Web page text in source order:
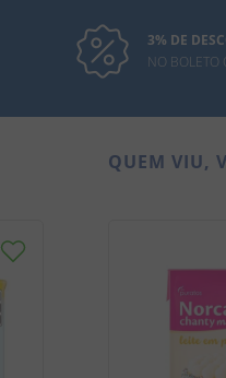
3% DE
NO BOLETO
QUEM VIU,